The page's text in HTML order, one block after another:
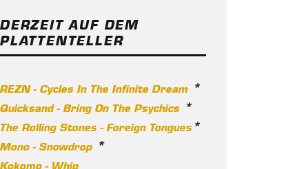
DERZEIT AUF DEM
PLATTENTELLER
REZN - Cycles In The Infinite Dream*
Quicksand - Bring On The Psychics*
The Rolling Stones - Foreign Tongues*
Mono - Snowdrop*
Kokomo - Whip